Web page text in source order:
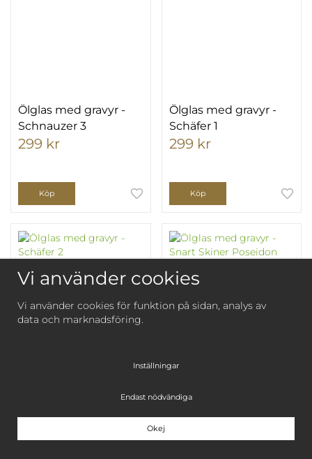
Ölglas med gravyr -
Schnauzer 3
299 kr
Köp
Ölglas med gravyr -
Schäfer 1
299 kr
Köp
Ölglas med gravyr -
299 kr
Vi använder cookies
Vi använder cookies för funktion på sidan, analys av
data och marknadsföring.
Inställningar
Endast nödvändiga
Okej